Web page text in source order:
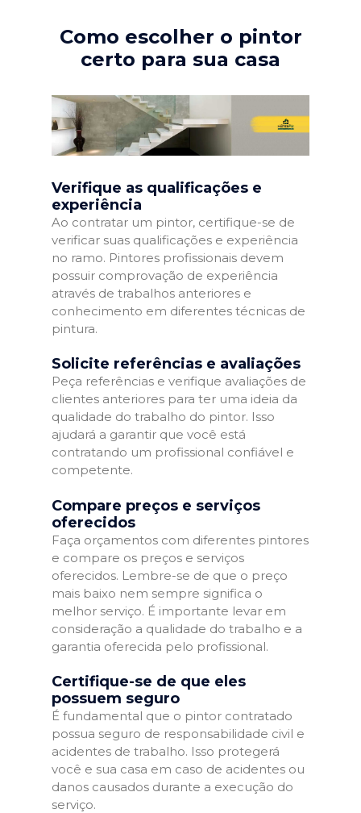
Como escolher o pintor
certo para sua casa
Verifique as qualificações e
experiência
Ao contratar um pintor, certifique-se de
verificar suas qualificações e experiência
no ramo. Pintores profissionais devem
possuir comprovação de experiência
através de trabalhos anteriores e
conhecimento em diferentes técnicas de
pintura.
Solicite referências e avaliações
Peça referências e verifique avaliações de
clientes anteriores para ter uma ideia da
qualidade do trabalho do pintor. Isso
ajudará a garantir que você está
contratando um profissional confiável e
competente.
Compare preços e serviços
oferecidos
Faça orçamentos com diferentes pintores
e compare os preços e serviços
oferecidos. Lembre-se de que o preço
mais baixo nem sempre significa o
melhor serviço. É importante levar em
consideração a qualidade do trabalho e a
garantia oferecida pelo profissional.
Certifique-se de que eles
possuem seguro
É fundamental que o pintor contratado
possua seguro de responsabilidade civil e
acidentes de trabalho. Isso protegerá
você e sua casa em caso de acidentes ou
danos causados durante a execução do
serviço.